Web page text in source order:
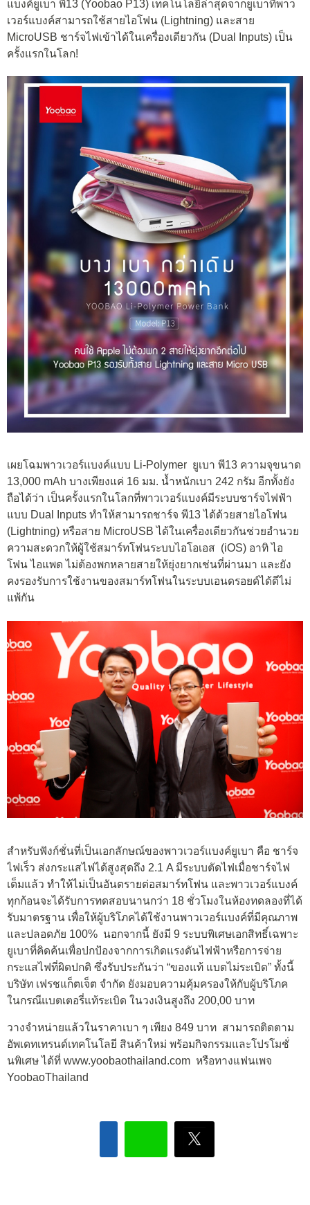
แบงค์ยูเบา พี13 (Yoobao P13) เทคโนโลยีล่าสุดจากยูเบาที่พาว
เวอร์แบงค์สามารถใช้สายไอโฟน (Lightning) และสาย
MicroUSB ชาร์จไฟเข้าได้ในเครื่องเดียวกัน (Dual Inputs) เป็น
ครั้งแรกในโลก!
เผยโฉมพาวเวอร์แบงค์แบบ Li-Polymer ยูเบา พี13 ความจุขนาด
13,000 mAh บางเพียงแค่ 16 มม. น้ำหนักเบา 242 กรัม อีกทั้งยัง
ถือได้ว่า เป็นครั้งแรกในโลกที่พาวเวอร์แบงค์มีระบบชาร์จไฟฟ้า
แบบ Dual Inputs ทำให้สามารถชาร์จ พี13 ได้ด้วยสายไอโฟน
(Lightning) หรือสาย MicroUSB ได้ในเครื่องเดียวกันช่วยอำนวย
ความสะดวกให้ผู้ใช้สมาร์ทโฟนระบบไอโอเอส (iOS) อาทิ ไอ
โฟน ไอแพด ไม่ต้องพกหลายสายให้ยุ่งยากเช่นที่ผ่านมา และยัง
คงรองรับการใช้งานของสมาร์ทโฟนในระบบเอนดรอยด์ได้ดีไม่
แพ้กัน
สำหรับฟังก์ชั่นที่เป็นเอกลักษณ์ของพาวเวอร์แบงค์ยูเบา คือ ชาร์จ
ไฟเร็ว ส่งกระแสไฟได้สูงสุดถึง 2.1 A มีระบบตัดไฟเมื่อชาร์จไฟ
เต็มแล้ว ทำให้ไม่เป็นอันตรายต่อสมาร์ทโฟน และพาวเวอร์แบงค์
ทุกก้อนจะได้รับการทดสอบนานกว่า 18 ชั่วโมงในห้องทดลองที่ได้
รับมาตรฐาน เพื่อให้ผู้บริโภคได้ใช้งานพาวเวอร์แบงค์ที่มีคุณภาพ
และปลอดภัย 100% นอกจากนี้ ยังมี 9 ระบบพิเศษเอกสิทธิ์เฉพาะ
ยูเบาที่คิดค้นเพื่อปกป้องจากการเกิดแรงดันไฟฟ้าหรือการจ่าย
กระแสไฟที่ผิดปกติ ซึ่งรับประกันว่า “ของแท้ แบตไม่ระเบิด” ทั้งนี้
บริษัท เฟรชแก็ตเจ็ต จำกัด ยังมอบความคุ้มครองให้กับผู้บริโภค
ในกรณีแบตเตอรี่แท้ระเบิด ในวงเงินสูงถึง 200,00 บาท
วางจำหน่ายแล้วในราคาเบา ๆ เพียง 849 บาท สามารถติดตาม
อัพเดทเทรนด์เทคโนโลยี สินค้าใหม่ พร้อมกิจกรรมและโปรโมชั่
นพิเศษ ได้ที่ www.yoobaothailand.com หรือทางแฟนเพจ
YoobaoThailand